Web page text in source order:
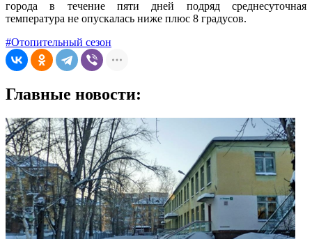
города в течение пяти дней подряд среднесуточная
температура не опускалась ниже плюс 8 градусов.
#Отопительный сезон
Главные новости: